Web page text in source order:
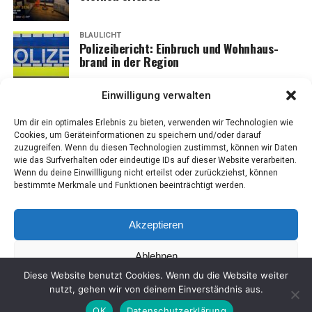
Einwilligung verwalten
Um dir ein optimales Erlebnis zu bieten, verwenden wir Technologien wie
Cookies, um Geräteinformationen zu speichern und/oder darauf
zuzugreifen. Wenn du diesen Technologien zustimmst, können wir Daten
wie das Surfverhalten oder eindeutige IDs auf dieser Website verarbeiten.
Wenn du deine Einwillligung nicht erteilst oder zurückziehst, können
bestimmte Merkmale und Funktionen beeinträchtigt werden.
Akzeptieren
Ablehnen
Einstellungen ansehen
BLAULICHT
Poli­zei­be­richt: Ein­bruch und Wohn­haus­
brand in der Region
IMPRES­SUM DATEN­SCHUTZ COO­KIE-RICH­T­­LI­­NIE (EU)
Diese Website benutzt Cookies. Wenn du die Website weiter
nutzt, gehen wir von deinem Einverständnis aus.